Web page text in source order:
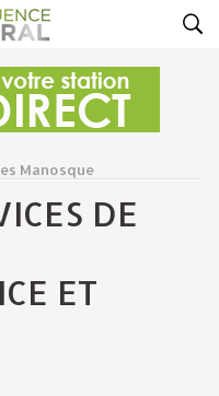
Manosque
DE
ET